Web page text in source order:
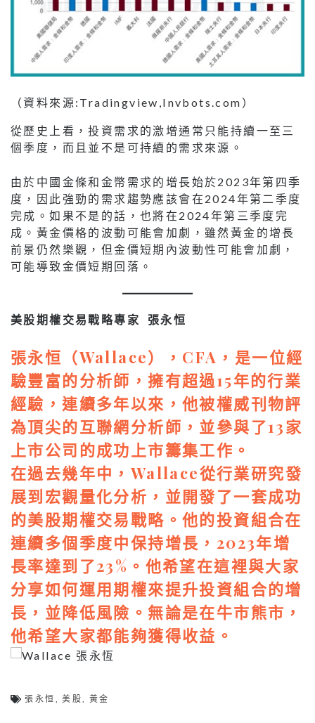
（資料來源:Tradingview,Invbots.com）
從歷史上看，投資需求的激增通常只能持續一至三
個季度，而且並不是可持續的需求來源。
由於中國金條和金幣需求的增長始於2023年第四季
度，因此強勁的需求趨勢應該會在2024年第二季度
完成。如果不是的話，也將在2024年第三季度完
成。黃金價格的波動可能會加劇，雖然黃金的增長
前景仍然樂觀，但金價短期內波動性可能會加劇，
可能導致金價短期回落。
美股期權交易戰略專家 張永恒
張永恒（Wallace），CFA，是一位經
驗豐富的分析師，擁有超過15年的行業
經驗，連續多年以來，他被權威刊物評
為頂尖的互聯網分析師，並參與了13家
上市公司的成功上市籌集工作。
在過去幾年中，Wallace從行業研究發
展到宏觀量化分析，並開發了一套成功
的美股期權交易戰略。他的投資組合在
連續多個季度中保持增長，2023年增
長率達到了23%。他希望在這裡與大家
分享如何運用期權來提升投資組合的增
長，並降低風險。無論是在牛市熊市，
他希望大家都能夠獲得收益。
張永恒 ,美股 ,黃金